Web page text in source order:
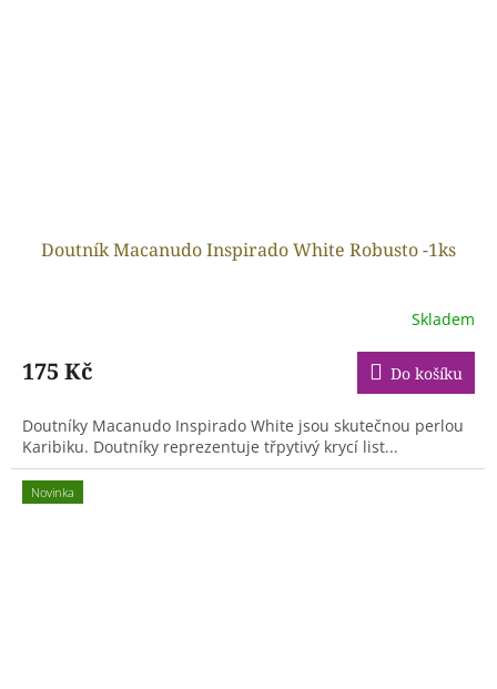
Doutník Macanudo Inspirado White Robusto -1ks
Skladem
175 Kč Do košíku
Doutníky Macanudo Inspirado White jsou skutečnou perlou
Karibiku. Doutníky reprezentuje třpytivý krycí list...
Novinka